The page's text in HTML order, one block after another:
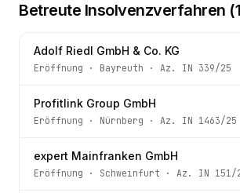
Betreute Insolvenzverfahren (
Adolf Riedl GmbH & Co. KG
Eröffnung · Bayreuth · Az. IN 339/25
Profitlink Group GmbH
Eröffnung · Nürnberg · Az. IN 1463/25
expert Mainfranken GmbH
Eröffnung · Schweinfurt · Az. IN 151/